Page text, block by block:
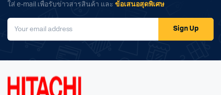
ใส่ e-mail เพื่อรับข่าวสารสินค้า และข้อเสนอสุดพิเศษ
Sign Up